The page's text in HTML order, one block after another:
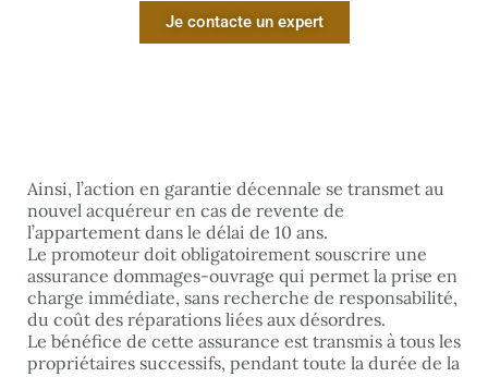
Je contacte un expert
Ainsi, l’action en garantie décennale se transmet au
nouvel acquéreur en cas de revente de
l’appartement dans le délai de 10 ans.
Le promoteur doit obligatoirement souscrire une
assurance dommages-ouvrage qui permet la prise en
charge immédiate, sans recherche de responsabilité,
du coût des réparations liées aux désordres.
Le bénéfice de cette assurance est transmis à tous les
propriétaires successifs, pendant toute la durée de la